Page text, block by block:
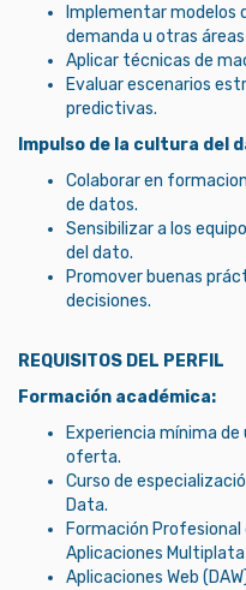
Implementar modelos
demanda u otras
Aplicar técnicas de
Evaluar escenarios
predictivas.
Impulso de la cultura del
Colaborar en
de datos.
Sensibilizar a los
del dato.
Promover buenas
decisiones.
REQUISITOS DEL PERFIL
Formación académica:
Experiencia mínima
oferta.
Curso de
Data.
Formación Profesional
Aplicaciones
Aplicaciones Web